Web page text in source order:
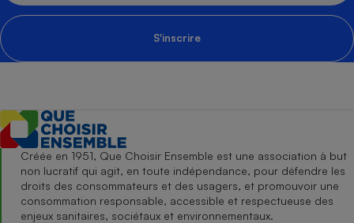
S'inscrire
Créée en 1951, Que Choisir Ensemble est une association à but
non lucratif qui agit, en toute indépendance, pour défendre les
droits des consommateurs et des usagers, et promouvoir une
consommation responsable, accessible et respectueuse des
enjeux sanitaires, sociétaux et environnementaux.